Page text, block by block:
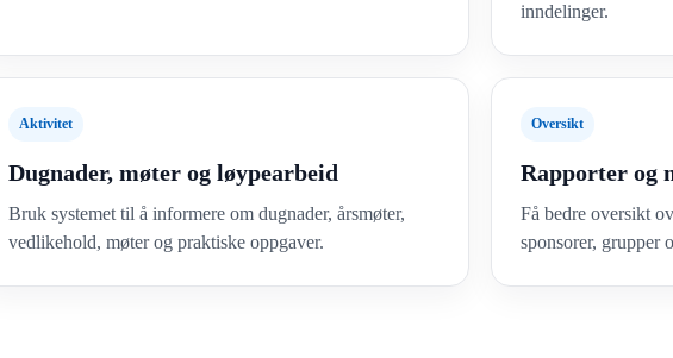
inndelinger.
Aktivitet
Dugnader, møter og løypearbeid
Bruk systemet til å informere om dugnader, årsmøter,
vedlikehold, møter og praktiske oppgaver.
Oversikt
Rapporter og
Få bedre oversikt
sponsorer, grupper